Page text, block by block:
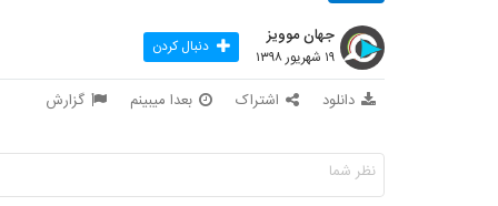
جهان موویز
۱۹ شهریور ۱۳۹۸ دنبال کردن
دانلود اشتراک بعدا میبینم گزارش